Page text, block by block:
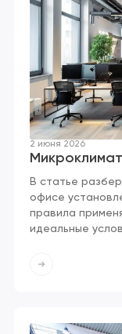
2 июня 2026
В статье
офисе
правила
идеальные